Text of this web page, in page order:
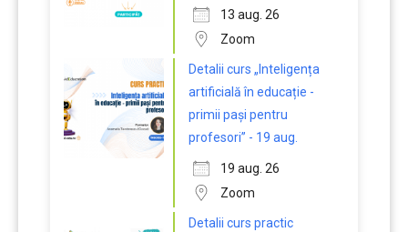
13 aug. 26
Zoom
Detalii curs „Inteligența
artificială în educație -
primii pași pentru
profesori” - 19 aug.
19 aug. 26
Zoom
Detalii curs practic